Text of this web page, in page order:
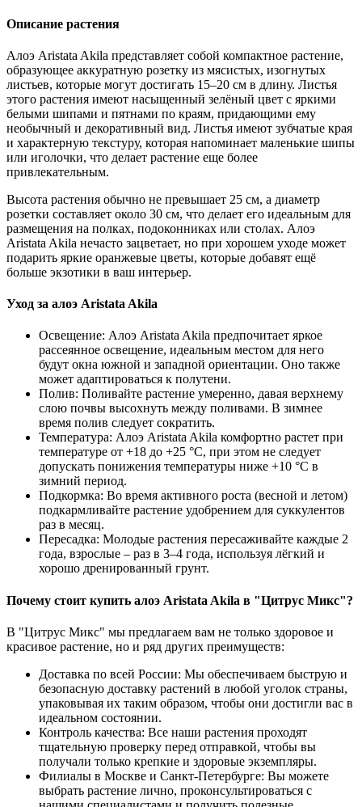
Описание растения
Алоэ Aristata Akila представляет собой компактное растение,
образующее аккуратную розетку из мясистых, изогнутых
листьев, которые могут достигать 15–20 см в длину. Листья
этого растения имеют насыщенный зелёный цвет с яркими
белыми шипами и пятнами по краям, придающими ему
необычный и декоративный вид. Листья имеют зубчатые края
и характерную текстуру, которая напоминает маленькие шипы
или иголочки, что делает растение еще более
привлекательным.
Высота растения обычно не превышает 25 см, а диаметр
розетки составляет около 30 см, что делает его идеальным для
размещения на полках, подоконниках или столах. Алоэ
Aristata Akila нечасто зацветает, но при хорошем уходе может
подарить яркие оранжевые цветы, которые добавят ещё
больше экзотики в ваш интерьер.
Уход за алоэ Aristata Akila
Освещение: Алоэ Aristata Akila предпочитает яркое
рассеянное освещение, идеальным местом для него
будут окна южной и западной ориентации. Оно также
может адаптироваться к полутени.
Полив: Поливайте растение умеренно, давая верхнему
слою почвы высохнуть между поливами. В зимнее
время полив следует сократить.
Температура: Алоэ Aristata Akila комфортно растет при
температуре от +18 до +25 °C, при этом не следует
допускать понижения температуры ниже +10 °C в
зимний период.
Подкормка: Во время активного роста (весной и летом)
подкармливайте растение удобрением для суккулентов
раз в месяц.
Пересадка: Молодые растения пересаживайте каждые 2
года, взрослые – раз в 3–4 года, используя лёгкий и
хорошо дренированный грунт.
Почему стоит купить алоэ Aristata Akila в "Цитрус Микс"?
В "Цитрус Микс" мы предлагаем вам не только здоровое и
красивое растение, но и ряд других преимуществ:
Доставка по всей России: Мы обеспечиваем быструю и
безопасную доставку растений в любой уголок страны,
упаковывая их таким образом, чтобы они достигли вас в
идеальном состоянии.
Контроль качества: Все наши растения проходят
тщательную проверку перед отправкой, чтобы вы
получали только крепкие и здоровые экземпляры.
Филиалы в Москве и Санкт-Петербурге: Вы можете
выбрать растение лично, проконсультироваться с